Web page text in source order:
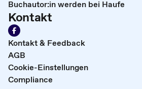
Buchautor:in werden bei Haufe
Kontakt
Kontakt & Feedback
AGB
Cookie-Einstellungen
Compliance